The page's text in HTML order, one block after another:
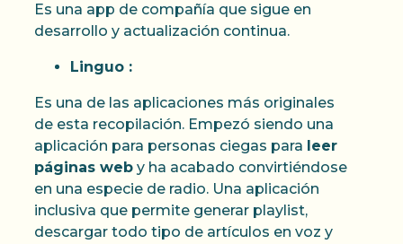
Es una app de compañía que sigue en
desarrollo y actualización continua.
Linguo :
Es una de las aplicaciones más originales
de esta recopilación. Empezó siendo una
aplicación para personas ciegas para leer
páginas web y ha acabado convirtiéndose
en una especie de radio. Una aplicación
inclusiva que permite generar playlist,
descargar todo tipo de artículos en voz y